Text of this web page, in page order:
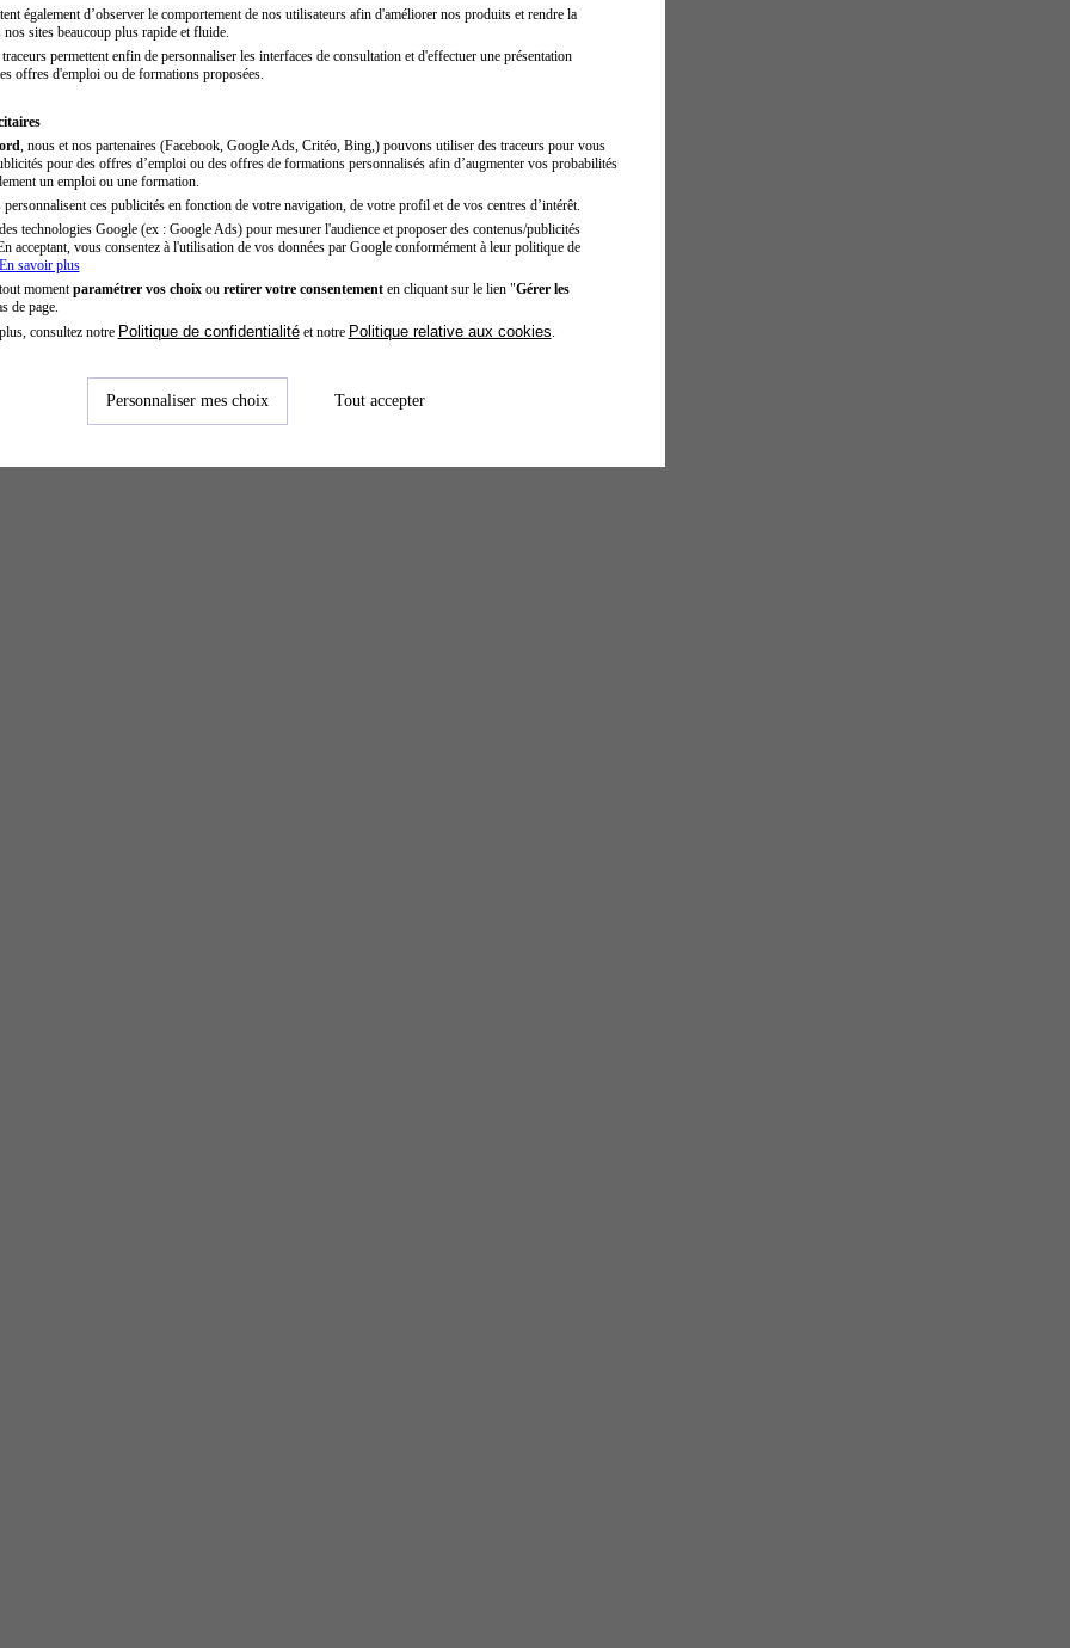
également d’observer le comportement de nos utilisateurs afin d'améliorer nos produits et rendre la
sites beaucoup plus rapide et fluide.
permettent enfin de personnaliser les interfaces de consultation et d'effectuer une présentation
offres d'emploi ou de formations proposées.
, nous et nos partenaires (Facebook, Google Ads, Critéo, Bing,) pouvons utiliser des traceurs pour vous
pour des offres d’emploi ou des offres de formations personnalisés afin d’augmenter vos probabilités
un emploi ou une formation.
ces publicités en fonction de votre navigation, de votre profil et de vos centres d’intérêt.
technologies Google (ex : Google Ads) pour mesurer l'audience et proposer des contenus/publicités
acceptant, vous consentez à l'utilisation de vos données par Google conformément à leur politique de
savoir plus
moment paramétrer vos choixou retirer votre consentementen cliquant sur le lien "Gérer les
de page.
consultez notre Politique de confidentialitéet notre Politique relative aux cookies
Personnaliser mes choix Tout accepter